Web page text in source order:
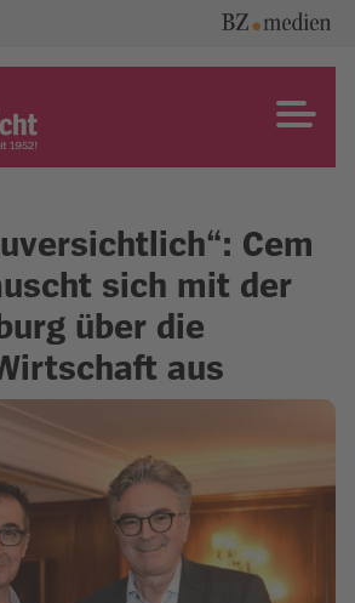
Cem
sich mit der
über die
aus